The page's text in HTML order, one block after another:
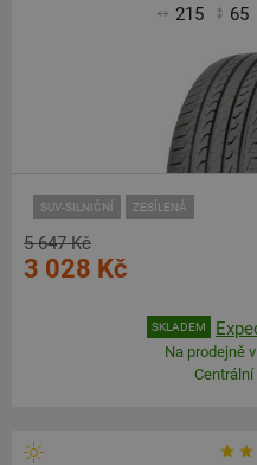
215 65
SUV-SILNIČNÍ ZESÍLENÁ
5 647 Kč
3 028 Kč
SKLADEM
Na prodejně